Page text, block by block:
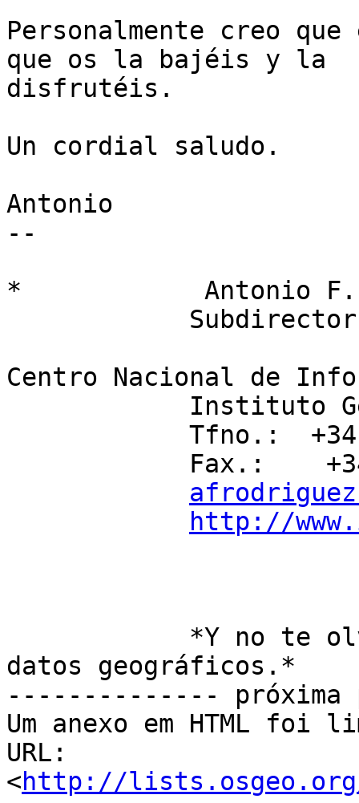
Personalmente creo
que os la bajéis y la
disfrutéis.
Un cordial saludo.
Antonio
--
*            Antonio F.
Centro Nacional de
http://
datos geográficos.*
--------------
Um anexo em HTML foi
URL:
<http://lists.osgeo.org/